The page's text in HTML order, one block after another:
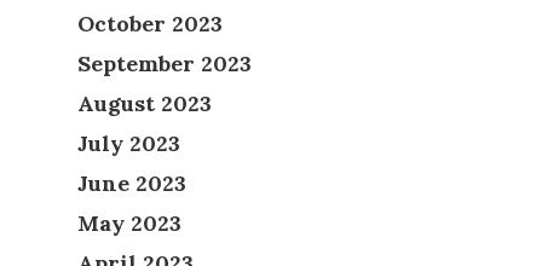
October 2023
September 2023
August 2023
July 2023
June 2023
May 2023